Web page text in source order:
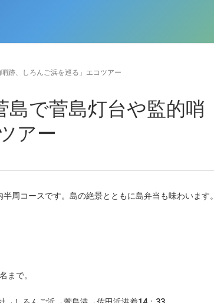
跡、しろんご浜を巡る」エコツアー
で菅島灯台や監的哨
アー
周コースです。島の絶景とともに島弁当も味わいます。
まで。